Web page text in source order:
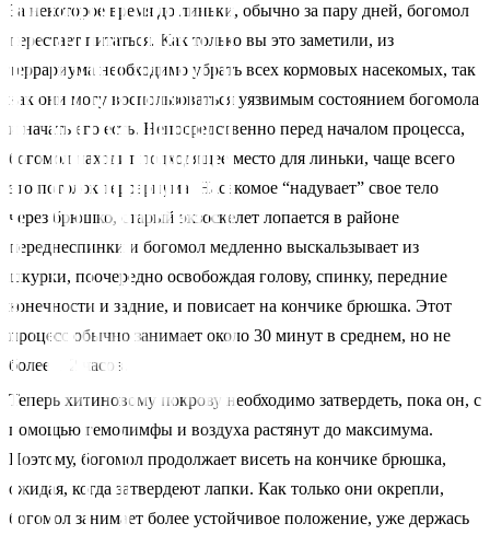
За некоторое время до линьки, обычно за пару дней, богомол
перестает питаться. Как только вы это заметили, из
террариума необходимо убрать всех кормовых насекомых, так
как они могу воспользоваться уязвимым состоянием богомола
и начать его есть. Непосредственно перед началом процесса,
богомол находит подходящее место для линьки, чаще всего
это потолок террариума. Насекомое “надувает” свое тело
через брюшко, старый экзоскелет лопается в районе
переднеспинки и богомол медленно выскальзывает из
шкурки, поочередно освобождая голову, спинку, передние
конечности и задние, и повисает на кончике брюшка. Этот
процесс обычно занимает около 30 минут в среднем, но не
более 1-2 часов.
Теперь хитиновому покрову необходимо затвердеть, пока он, с
помощью гемолимфы и воздуха растянут до максимума.
Поэтому, богомол продолжает висеть на кончике брюшка,
ожидая, когда затвердеют лапки. Как только они окрепли,
богомол занимает более устойчивое положение, уже держась